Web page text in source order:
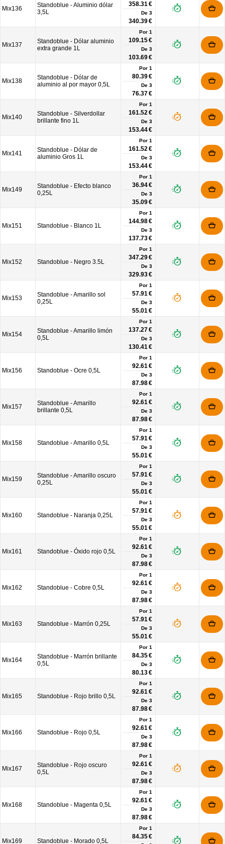
Mix136
Standoblue - Aluminio dólar
3,5L
358.31 €
De 3
340.39 €
Mix137
Standoblue - Dólar aluminio
extra grande 1L
Por 1
109.15 €
De 3
103.69 €
Mix138
Standoblue - Dólar de
aluminio al por mayor 0,5L
Por 1
80.39 €
De 3
76.37 €
Mix140
Standoblue - Silverdollar
brillante fino 1L
Por 1
161.52 €
De 3
153.44 €
Mix141
Standoblue - Dólar de
aluminio Gros 1L
Por 1
161.52 €
De 3
153.44 €
Mix149
Standoblue - Efecto blanco
0,25L
Por 1
36.94 €
De 3
35.09 €
Mix151 Standoblue - Blanco 1L
Por 1
144.98 €
De 3
137.73 €
Mix152 Standoblue - Negro 3.5L
Por 1
347.29 €
De 3
329.93 €
Mix153
Standoblue - Amarillo sol
0,25L
Por 1
57.91 €
De 3
55.01 €
Mix154
Standoblue - Amarillo limón
0,5L
Por 1
137.27 €
De 3
130.41 €
Mix156 Standoblue - Ocre 0,5L
Por 1
92.61 €
De 3
87.98 €
Mix157
Standoblue - Amarillo
brillante 0,5L
Por 1
92.61 €
De 3
87.98 €
Mix158 Standoblue - Amarillo 0,5L
Por 1
57.91 €
De 3
55.01 €
Mix159
Standoblue - Amarillo oscuro
0,25L
Por 1
57.91 €
De 3
55.01 €
Mix160 Standoblue - Naranja 0,25L
Por 1
57.91 €
De 3
55.01 €
Mix161 Standoblue - Óxido rojo 0,5L
Por 1
92.61 €
De 3
87.98 €
Mix162 Standoblue - Cobre 0,5L
Por 1
92.61 €
De 3
87.98 €
Mix163 Standoblue - Marrón 0,25L
Por 1
57.91 €
De 3
55.01 €
Mix164
Standoblue - Marrón brillante
0,5L
Por 1
84.35 €
De 3
80.13 €
Mix165 Standoblue - Rojo brillo 0,5L
Por 1
92.61 €
De 3
87.98 €
Mix166 Standoblue - Rojo 0,5L
Por 1
92.61 €
De 3
87.98 €
Mix167
Standoblue - Rojo oscuro
0,5L
Por 1
92.61 €
De 3
87.98 €
Mix168 Standoblue - Magenta 0,5L
Por 1
92.61 €
De 3
87.98 €
Mix169 Standoblue - Morado 0,5L
Por 1
84.35 €